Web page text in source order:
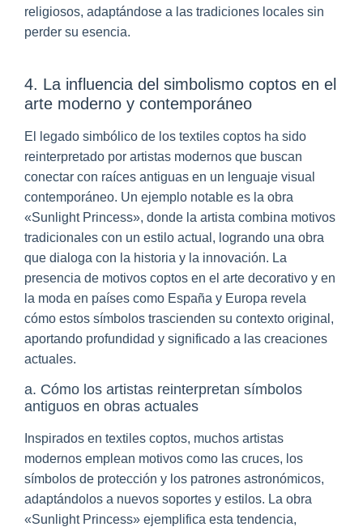
religiosos, adaptándose a las tradiciones locales sin
perder su esencia.
4. La influencia del simbolismo coptos en el
arte moderno y contemporáneo
El legado simbólico de los textiles coptos ha sido
reinterpretado por artistas modernos que buscan
conectar con raíces antiguas en un lenguaje visual
contemporáneo. Un ejemplo notable es la obra
«Sunlight Princess», donde la artista combina motivos
tradicionales con un estilo actual, logrando una obra
que dialoga con la historia y la innovación. La
presencia de motivos coptos en el arte decorativo y en
la moda en países como España y Europa revela
cómo estos símbolos trascienden su contexto original,
aportando profundidad y significado a las creaciones
actuales.
a. Cómo los artistas reinterpretan símbolos
antiguos en obras actuales
Inspirados en textiles coptos, muchos artistas
modernos emplean motivos como las cruces, los
símbolos de protección y los patrones astronómicos,
adaptándolos a nuevos soportes y estilos. La obra
«Sunlight Princess» ejemplifica esta tendencia,